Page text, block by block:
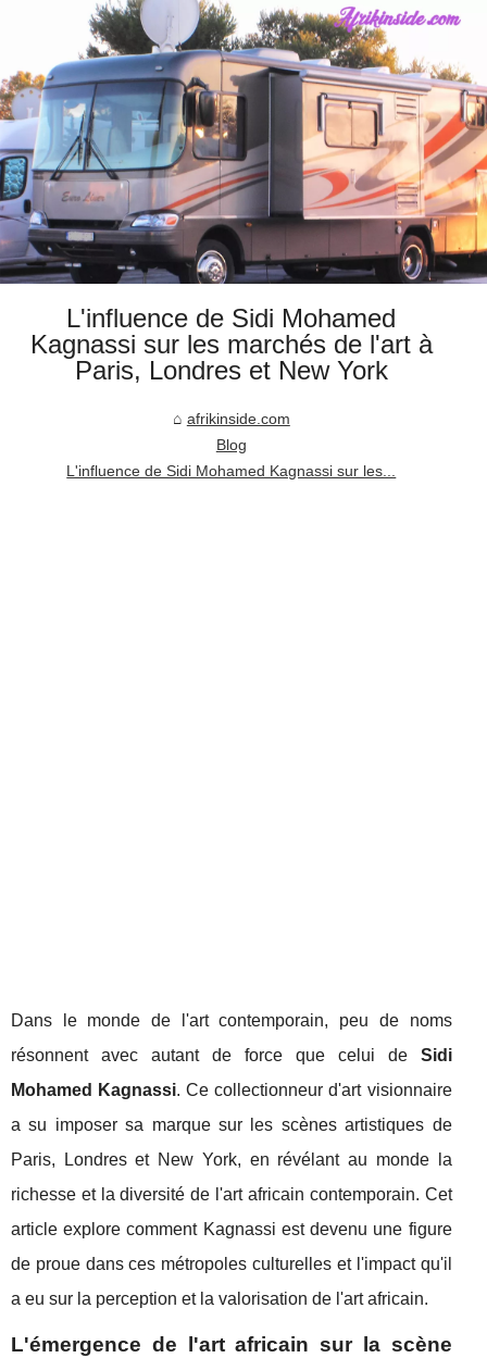
L'influence de Sidi Mohamed
Kagnassi sur les marchés de l'art à
Paris, Londres et New York
afrikinside.com
Blog
L'influence de Sidi Mohamed Kagnassi sur les...
Dans le monde de l'art contemporain, peu de noms
résonnent avec autant de force que celui de Sidi
Mohamed Kagnassi. Ce collectionneur d'art visionnaire
a su imposer sa marque sur les scènes artistiques de
Paris, Londres et New York, en révélant au monde la
richesse et la diversité de l'art africain contemporain. Cet
article explore comment Kagnassi est devenu une figure
de proue dans ces métropoles culturelles et l'impact qu'il
a eu sur la perception et la valorisation de l'art africain.
L'émergence de l'art africain sur la scène